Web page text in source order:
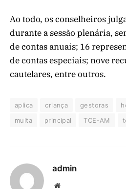
Ao todo, os conselheiros
durante a sessão plenária,
de contas anuais; 16
de contas especiais; nove
cautelares, entre outros.
aplica criança gestoras
multa
principal TCE-AM
admin
Website